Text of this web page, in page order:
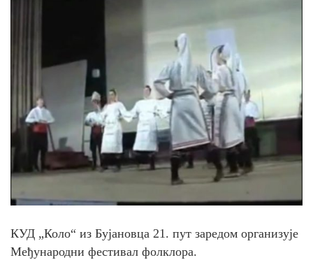
КУД „Коло“ из Бујановца 21. пут заредом организује
Међународни фестивал фолклора.